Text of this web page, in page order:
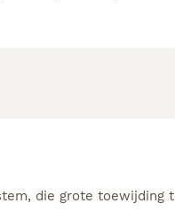
die grote toewijding